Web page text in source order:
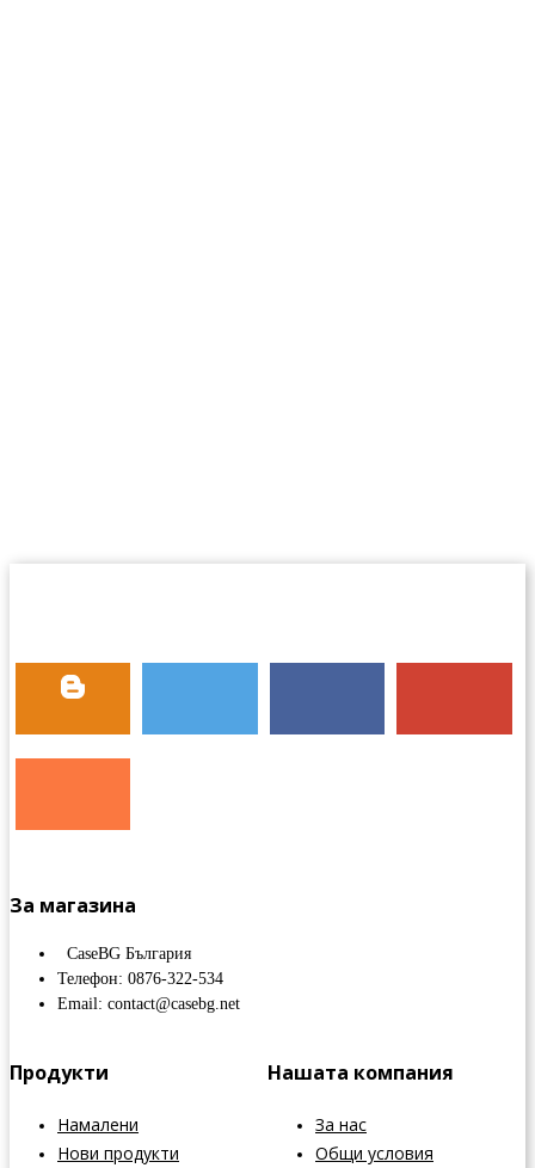
За магазина
CaseBG България
Телефон: 0876-322-534
Email: contact@casebg.net
Продукти
Намалени
Нови продукти
Нашата компания
За нас
Общи условия